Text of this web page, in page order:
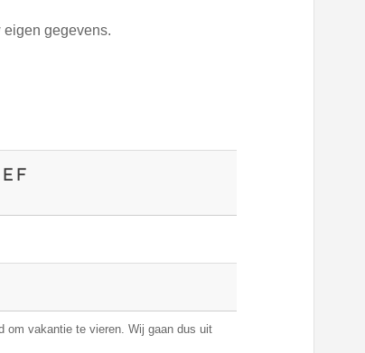
gegevens.
om vakantie te vieren. Wij gaan dus uit